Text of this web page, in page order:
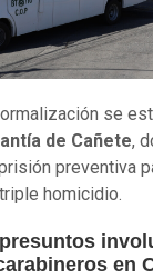
se
de Cañete,
preventiva
homicidio.
en